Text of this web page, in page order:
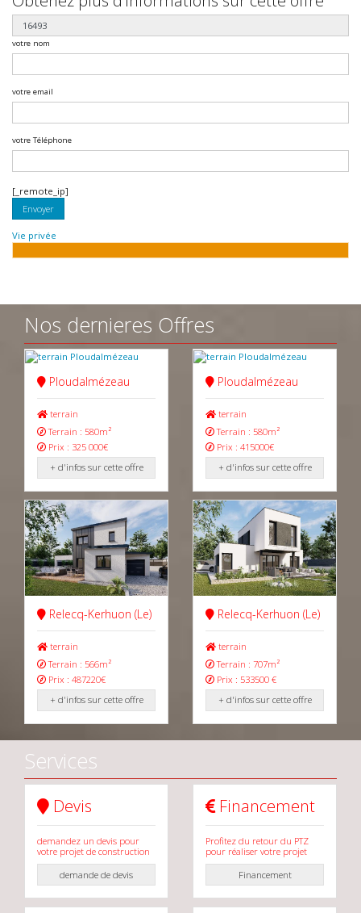
votre nom
votre email
votre Téléphone
Veuillez
laisser
champ
vide.
Veuillez
laisser
vide.
[_remote_ip]
Vie privée
Nos dernieres Offres
Ploudalmézeau
terrain
Terrain : 580m²
Prix : 325 000€
+ d'infos sur cette offre
Ploudalmézeau
terrain
Terrain : 580m²
Prix : 415000€
+ d'infos sur cette offre
Relecq-Kerhuon (Le)
terrain
Terrain : 566m²
Prix : 487220€
+ d'infos sur cette offre
Relecq-Kerhuon (Le)
terrain
Terrain : 707m²
Prix : 533500 €
+ d'infos sur cette offre
Services
Devis
demandez un devis pour
votre projet de construction
demande de devis
Financement
Profitez du retour du PTZ
pour réaliser votre projet
Financement